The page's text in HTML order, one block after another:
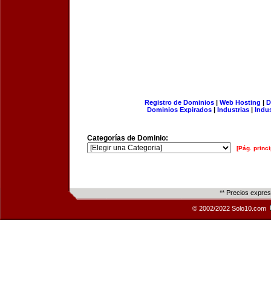
Registro de Dominios| Web Hosting |
Dominios Expirados | Industrias |
Categorías de Dominio:
[Pág.
** Precios
© 2002/2022 Solo10.com